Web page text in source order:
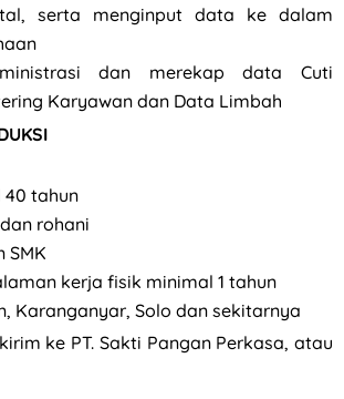
serta menginput data ke dalam
dan merekap data Cuti
Karyawan dan Data Limbah
40 tahun
rohani
SMK
kerja fisik minimal 1 tahun
Karanganyar, Solo dan sekitarnya
ke PT. Sakti Pangan Perkasa, atau